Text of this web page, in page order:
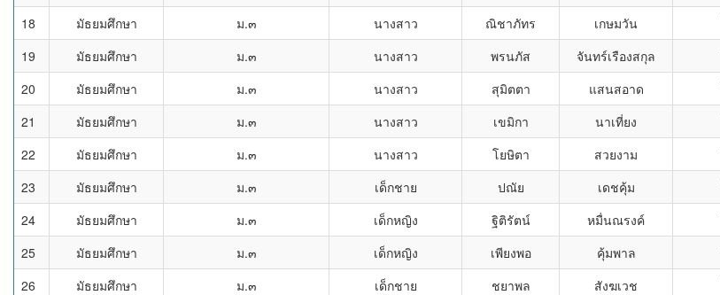
18
มัธยมศึกษา ม.๓ นางสาว ณิชาภัทร เกษมวัน
19
มัธยมศึกษา ม.๓ นางสาว พรนภัส จันทร์เรืองสกุล
20
มัธยมศึกษา ม.๓ นางสาว สุมิตตา แสนสอาด
21
มัธยมศึกษา ม.๓ นางสาว เขมิกา นาเที่ยง
22
มัธยมศึกษา ม.๓ นางสาว โยษิตา สวยงาม
23
มัธยมศึกษา ม.๓ เด็กชาย ปณัย เดชคุ้ม
24
มัธยมศึกษา ม.๓ เด็กหญิง ฐิติรัตน์ หมื่นณรงค์
25
มัธยมศึกษา ม.๓ เด็กหญิง เพียงพอ คุ้มพาล
26
มัธยมศึกษา ม.๓ เด็กชาย ชยาพล สังฆเวช